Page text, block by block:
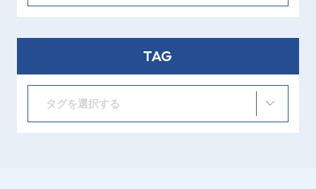
TAG
タグを選択する